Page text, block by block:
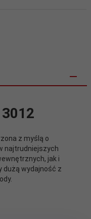
z myślą o
najtrudniejszych
jak i
dużą wydajność z